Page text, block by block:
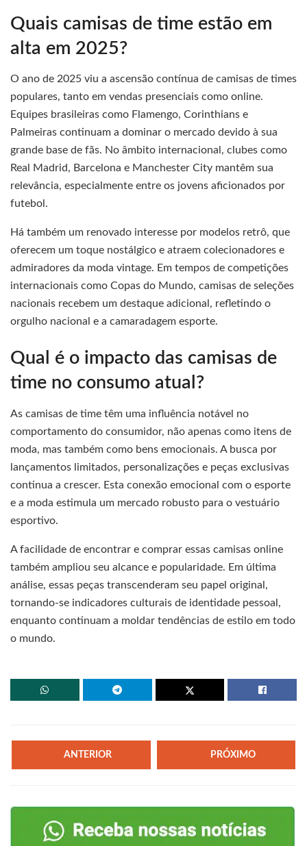
Quais camisas de time estão em
alta em 2025?
O ano de 2025 viu a ascensão contínua de camisas de times
populares, tanto em vendas presenciais como online.
Equipes brasileiras como Flamengo, Corinthians e
Palmeiras continuam a dominar o mercado devido à sua
grande base de fãs. No âmbito internacional, clubes como
Real Madrid, Barcelona e Manchester City mantêm sua
relevância, especialmente entre os jovens aficionados por
futebol.
Há também um renovado interesse por modelos retrô, que
oferecem um toque nostálgico e atraem colecionadores e
admiradores da moda vintage. Em tempos de competições
internacionais como Copas do Mundo, camisas de seleções
nacionais recebem um destaque adicional, refletindo o
orgulho nacional e a camaradagem esporte.
Qual é o impacto das camisas de
time no consumo atual?
As camisas de time têm uma influência notável no
comportamento do consumidor, não apenas como itens de
moda, mas também como bens emocionais. A busca por
lançamentos limitados, personalizações e peças exclusivas
continua a crescer. Esta conexão emocional com o esporte
e a moda estimula um mercado robusto para o vestuário
esportivo.
A facilidade de encontrar e comprar essas camisas online
também ampliou seu alcance e popularidade. Em última
análise, essas peças transcenderam seu papel original,
tornando-se indicadores culturais de identidade pessoal,
enquanto continuam a moldar tendências de estilo em todo
o mundo.
ANTERIOR PRÓXIMO